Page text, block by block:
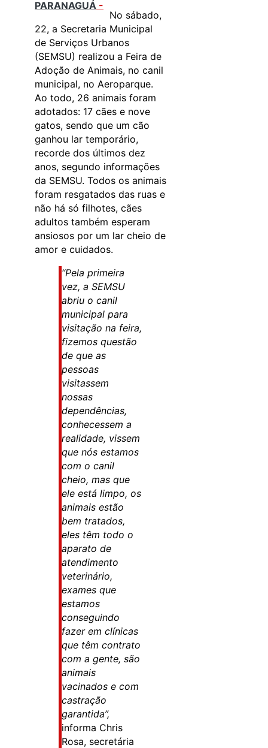
PARANAGUÁ -
No sábado,
22, a Secretaria Municipal
de Serviços Urbanos
(SEMSU) realizou a Feira de
Adoção de Animais, no canil
municipal, no Aeroparque.
Ao todo, 26 animais foram
adotados: 17 cães e nove
gatos, sendo que um cão
ganhou lar temporário,
recorde dos últimos dez
anos, segundo informações
da SEMSU. Todos os animais
foram resgatados das ruas e
não há só filhotes, cães
adultos também esperam
ansiosos por um lar cheio de
amor e cuidados.
“Pela primeira
vez, a SEMSU
abriu o canil
municipal para
visitação na feira,
fizemos questão
de que as
pessoas
visitassem
nossas
dependências,
conhecessem a
realidade, vissem
que nós estamos
com o canil
cheio, mas que
ele está limpo, os
animais estão
bem tratados,
eles têm todo o
aparato de
atendimento
veterinário,
exames que
estamos
conseguindo
fazer em clínicas
que têm contrato
com a gente, são
animais
vacinados e com
castração
garantida”,
informa Chris
Rosa, secretária